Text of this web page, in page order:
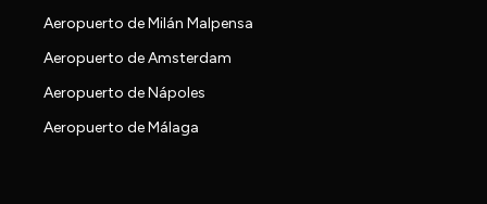
Aeropuerto de Milán Malpensa
Aeropuerto de Amsterdam
Aeropuerto de Nápoles
Aeropuerto de Málaga